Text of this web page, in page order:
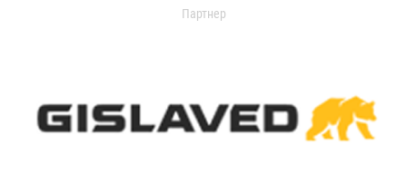
Партнер